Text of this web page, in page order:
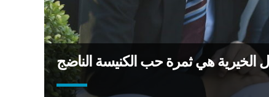
الخيرية هي ثمرة حب الكنيسة الناضج